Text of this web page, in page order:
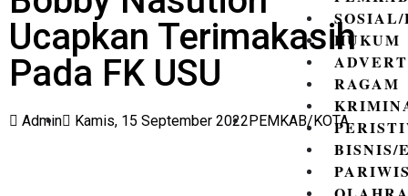
HUKUM
RAGAM
BISNIS/
Ucapkan Terimakasih
Pada FK USU
Admin Kamis, 15 September 2022 PEMKAB/KOTA